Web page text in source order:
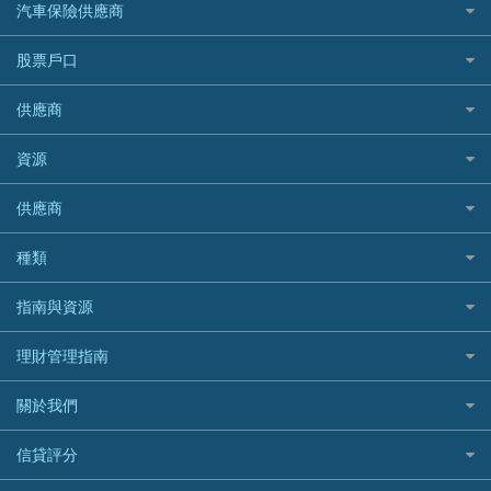
24小時貸款
最佳循環貸款
Mox 銀行
National Resources 中潤物業按揭
OCBC 華僑銀行
PrimeCredit 安信信貸
Promise 邦民日本財務
Rabbit Credit月兔信貸
Standard Chartered 渣打銀行
UA 亞洲聯合財務
WeLab Bank
WeLend 貸款
銀聯信用卡
高獎賞信用卡推薦
酒店信用卡
Standard Chartered渣打銀行
東亞銀行
SIM
Airwallex信用卡
機票優惠碼
寵物保險
定期人壽保險
危疾保險
年金資訊
樓宇火險
台灣旅遊保險及資訊
韓國旅遊保險及資訊
歐洲旅遊保險及資訊
越南旅遊保險及資訊
澳洲旅遊保險及資訊
長者嘆世界
家庭親子遊
自駕遊比較
相機有得保
專為孕婦設計的最佳旅遊保險
最佳滑雪旅遊保險
最適合BB的旅遊保險
AXA 安盛
AIG 美亞
Allianz 安聯
Allied World 世聯
Avo
中國銀行
Bolttech 保特
Blue Cross 藍十字
中國平安
HSBC滙豐銀行
MSIG 三井住友
Prudential 保誠
QBE 昆士蘭
Starr
汽車保險供應商
大新汽車保險
中銀汽車保險
Allianz安聯汽車保險
bolttech保障汽車保險
Zurich蘇黎世汽車保險
QBE昆士蘭汽車保險
平安汽車保險
股票戶口
富途證券
IB盈透證券
老虎證券
uSMART 盈立證券
華盛証券
長橋證券
WeBull微牛證券
漲樂全球通｜華泰國際
OSL
供應商
富途牛牛好唔好？
Webull微牛證券好唔好？
Longbridge長橋證券好唔好？
老虎證券好唔好？
華盛証券好唔好？
漲樂全球通好唔好？
IB盈透證券好唔好？
盈立證券 uSMART 好唔好？
Stashaway好唔好？
資源
股票戶口開戶
證券行邊間好？
港股5隻高息ETF精選
什麼是ETF？
香港30大高息股排行
黃金ETF懶人包
最值得注意的比特幣ETF
選股策略：五步調查攻略
供應商
銀行戶口比較
尊尚銀行戶口
Citi Plus
中信銀行inMotion
Airwallex銀行
種類
定期存款
港元定存
人民幣定存
美元定存
英鎊定存
澳元定存
指南與資源
理財資訊
識慳識賺
債務管理
投資理財
置業安居
理財管理指南
常用相關詞彙
MoneyHero電子報
所有合作銀行或機構
關於我們
服務承諾
網上支援
信貸評分